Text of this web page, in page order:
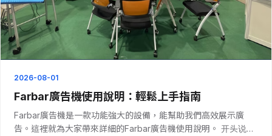
2026-08-01
Farbar廣告機使用說明：輕鬆上手指南
Farbar廣告機是一款功能強大的設備，能幫助我們高效展示廣
告。這裡就為大家帶來詳細的Farbar廣告機使用說明。 开头说，